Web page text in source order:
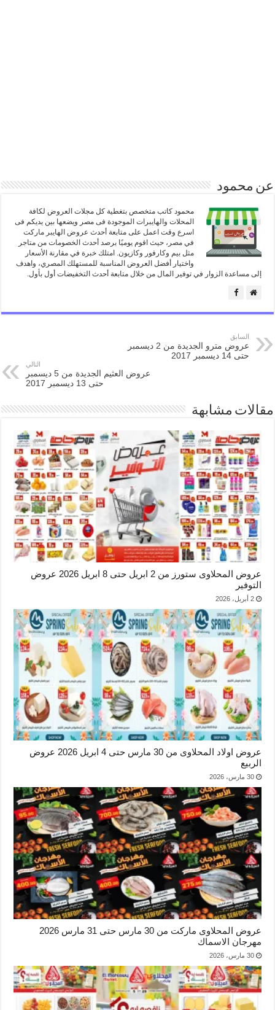
عن محمود
محمود كاتب متخصص بتغطية كل مجلات العروض لكافة
المحلات والهايبرات الموجودة فى مصر ويضعها بين يديكم فى
اسرع وقت اعمل على متابعة أحدث عروض الهايبر ماركت
في مصر، حيث اقوم يوميًا برصد أحدث الخصومات من متاجر
مثل بيم وكارفور وكازيون. امتلك خبرة في مقارنة الأسعار
واختيار أفضل العروض المناسبة للمستهلك المصري، واهدف
إلى مساعدة الزوار في توفير المال من خلال متابعة أحدث التخفيضات أول بأول.
السابق
عروض مترو الجديدة من 2 ديسمبر
حتى 14 ديسمبر 2017
التالي
عروض العثيم الجديدة من 5 ديسمبر
حتى 13 ديسمبر 2017
مقالات مشابهة
عروض المحلاوى ستورز من 2 ابريل حتى 8 ابريل 2026 عروض
التوفير
2 أبريل، 2026
عروض اولاد المحلاوى من 30 مارس حتى 4 ابريل 2026 عروض
الربيع
30 مارس، 2026
عروض المحلاوى ماركت من 30 مارس حتى 31 مارس 2026
مهرجان الاسماك
30 مارس، 2026